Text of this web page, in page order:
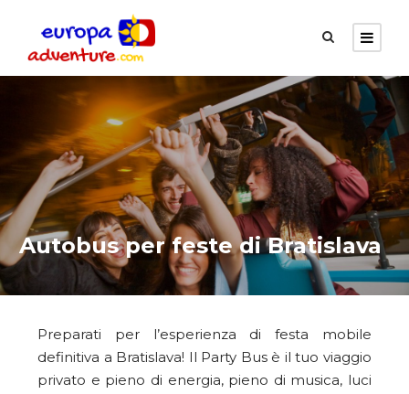
Autobus per feste di Bratislava
Preparati per l’esperienza di festa mobile
definitiva a Bratislava! Il Party Bus è il tuo viaggio
privato e pieno di energia, pieno di musica, luci